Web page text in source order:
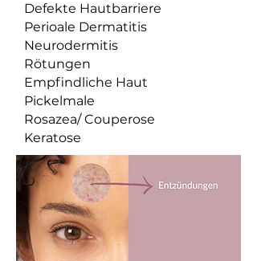
Defekte Hautbarriere
Perioale Dermatitis
Neurodermitis
Rötungen
Empfindliche Haut
Pickelmale
Rosazea/ Couperose
Keratose